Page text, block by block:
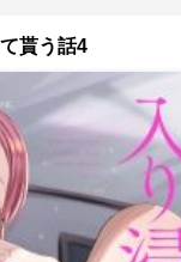
貰う話4